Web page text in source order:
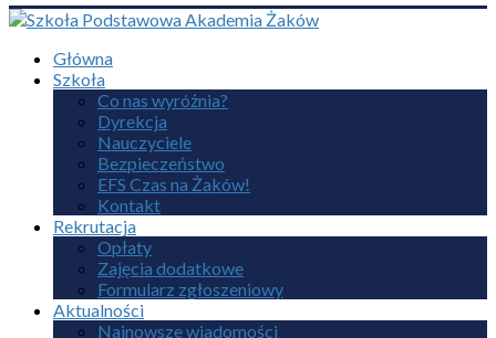
Główna
Szkoła
Co nas wyróżnia?
Dyrekcja
Nauczyciele
Bezpieczeństwo
EFS Czas na Żaków!
Kontakt
Rekrutacja
Opłaty
Zajęcia dodatkowe
Formularz zgłoszeniowy
Aktualności
Najnowsze wiadomości